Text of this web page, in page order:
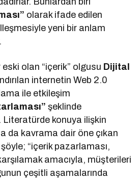
olarak ifade edilen
yeni bir anlam
olan “içerik” olgusu Dijital
internetin Web 2.0
ile etkileşim
şeklinde
Literatürde konuya ilişkin
da kavrama dair öne çıkan
“içerik pazarlaması,
amacıyla, müşterileri
çeşitli aşamalarında